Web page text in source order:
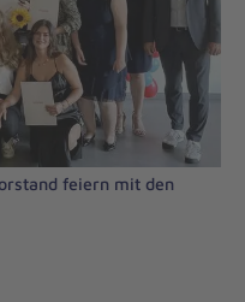
feiern mit den